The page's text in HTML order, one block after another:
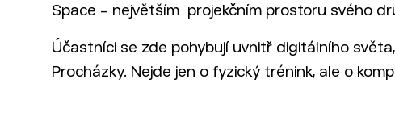
Space – největším projekčním prostoru svého
Účastníci se zde pohybují uvnitř digitálního
Procházky. Nejde jen o fyzický trénink, ale o